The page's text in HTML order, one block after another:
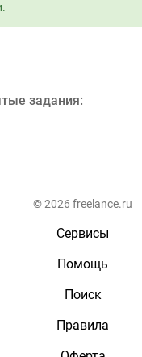
задания:
© 2026 freelance.ru
Сервисы
Помощь
Поиск
Правила